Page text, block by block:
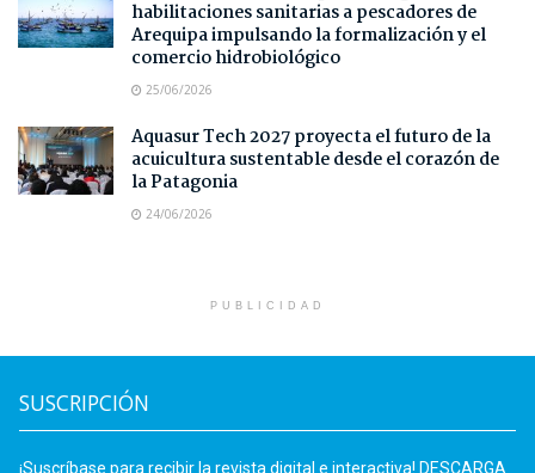
habilitaciones sanitarias a pescadores de
Arequipa impulsando la formalización y el
comercio hidrobiológico
25/06/2026
Aquasur Tech 2027 proyecta el futuro de la
acuicultura sustentable desde el corazón de
la Patagonia
24/06/2026
PUBLICIDAD
SUSCRIPCIÓN
¡Suscríbase para recibir la revista digital e interactiva! DESCARGA